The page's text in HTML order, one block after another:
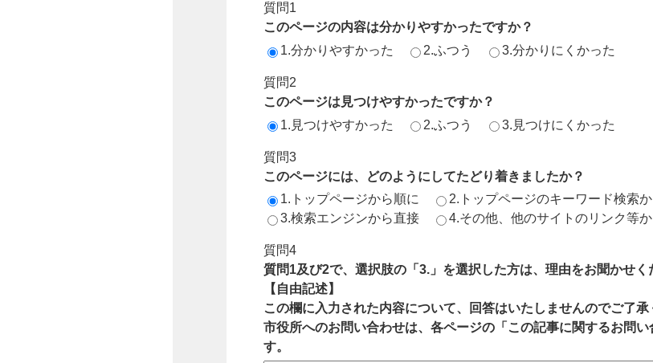
質問1
このページの内容は分かりやすかったですか？
1.分かりやすかった
2.ふつう 3.分かりにくかった
質問2
このページは見つけやすかったですか？
1.見つけやすかった
2.ふつう 3.見つけにくかった
質問3
このページには、どのようにしてたどり着きましたか？
1.トップページから順に
2.トップページのキーワード検索か
3.検索エンジンから直接
4.その他、他のサイトのリンク等か
質問4
質問1及び2で、選択肢の「3.」を選択した方は、理由をお聞かせく
【自由記述】
この欄に入力された内容について、回答はいたしませんのでご了承
市役所へのお問い合わせは、各ページの「この記事に関するお問い
す。